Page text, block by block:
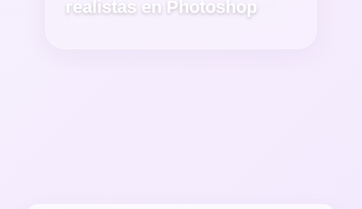
realistas en Photoshop